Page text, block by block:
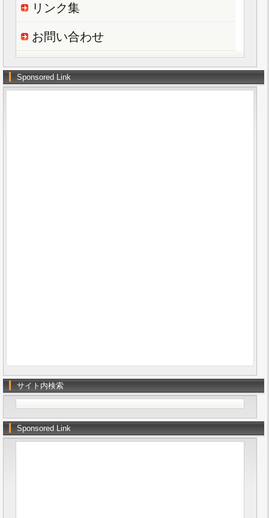
リンク集
お問い合わせ
Sponsored Link
サイト内検索
Sponsored Link